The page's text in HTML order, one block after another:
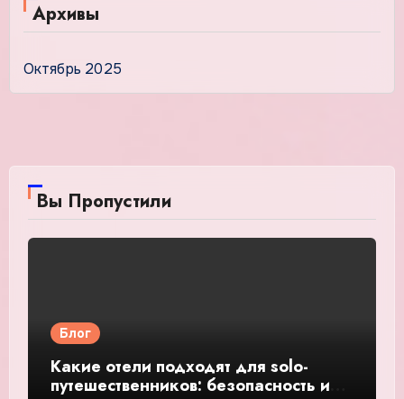
Архивы
Октябрь 2025
Вы Пропустили
Блог
Какие отели подходят для solo-
путешественников: безопасность и